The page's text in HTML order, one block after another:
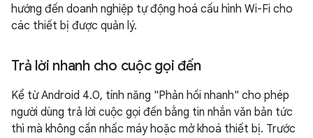
hướng đến doanh nghiệp tự động hoá cấu hình Wi-Fi cho
các thiết bị được quản lý.
Trả lời nhanh cho cuộc gọi đến
Kể từ Android 4.0, tính năng "Phản hồi nhanh" cho phép
người dùng trả lời cuộc gọi đến bằng tin nhắn văn bản tức
thì mà không cần nhấc máy hoặc mở khoá thiết bị. Trước